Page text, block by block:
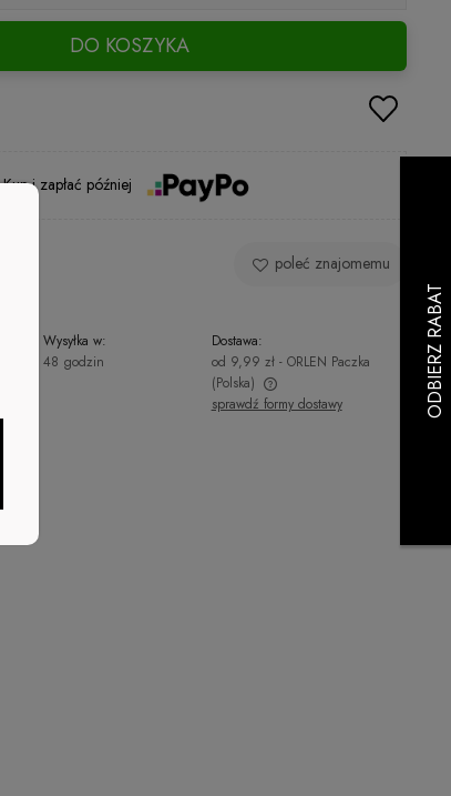
DO KOSZYKA
Kup i zapłać później
poleć znajomemu
Wysyłka w:
48 godzin
Dostawa:
od 9,99 zł - ORLEN Paczka
(Polska)
sprawdź formy dostawy